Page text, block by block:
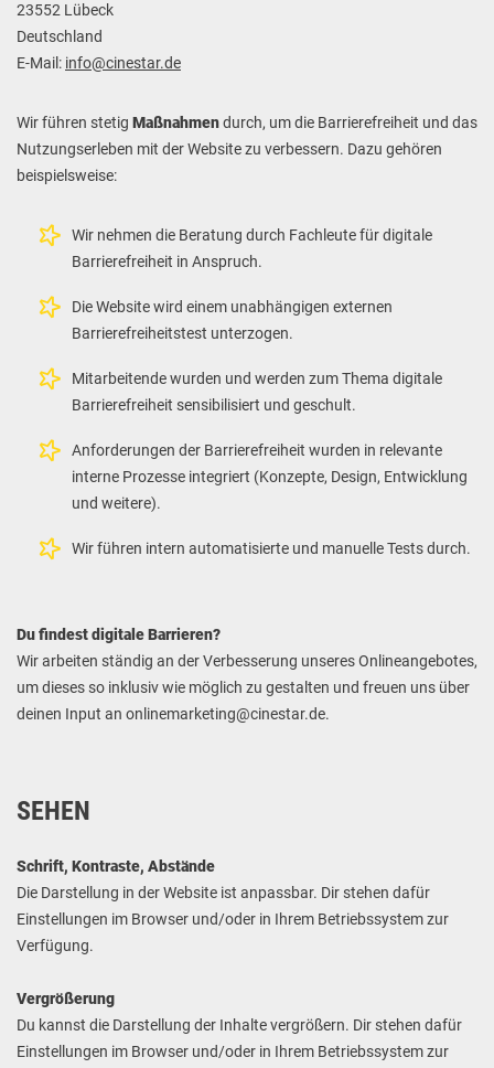
23552 Lübeck
Deutschland
E-Mail: info@cinestar.de
Wir führen stetig Maßnahmendurch, um die Barrierefreiheit und das
Nutzungserleben mit der Website zu verbessern. Dazu gehören
beispielsweise:
Wir nehmen die Beratung durch Fachleute für digitale
Barrierefreiheit in Anspruch.
Die Website wird einem unabhängigen externen
Barrierefreiheitstest unterzogen.
Mitarbeitende wurden und werden zum Thema digitale
Barrierefreiheit sensibilisiert und geschult.
Anforderungen der Barrierefreiheit wurden in relevante
interne Prozesse integriert (Konzepte, Design, Entwicklung
und weitere).
Wir führen intern automatisierte und manuelle Tests durch.
Du findest digitale Barrieren?
Wir arbeiten ständig an der Verbesserung unseres Onlineangebotes,
um dieses so inklusiv wie möglich zu gestalten und freuen uns über
deinen Input an onlinemarketing@cinestar.de.
SEHEN
Schrift, Kontraste, Abstände
Die Darstellung in der Website ist anpassbar. Dir stehen dafür
Einstellungen im Browser und/oder in Ihrem Betriebssystem zur
Verfügung.
Vergrößerung
Du kannst die Darstellung der Inhalte vergrößern. Dir stehen dafür
Einstellungen im Browser und/oder in Ihrem Betriebssystem zur